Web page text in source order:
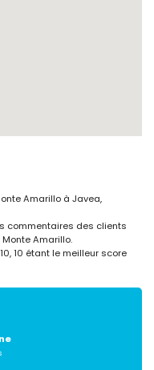
Amarillo à Javea,
commentaires des clients
Amarillo.
10 étant le meilleur score